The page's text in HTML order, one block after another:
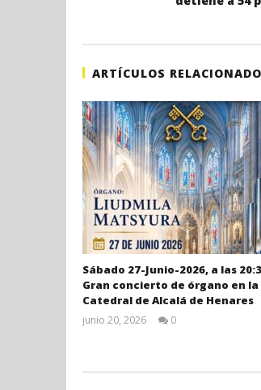
ARTÍCULOS
Sábado 27-Junio-2026, a las
Gran concierto de órgano en la
Catedral de Alcalá de Henares
junio 20, 2026
0